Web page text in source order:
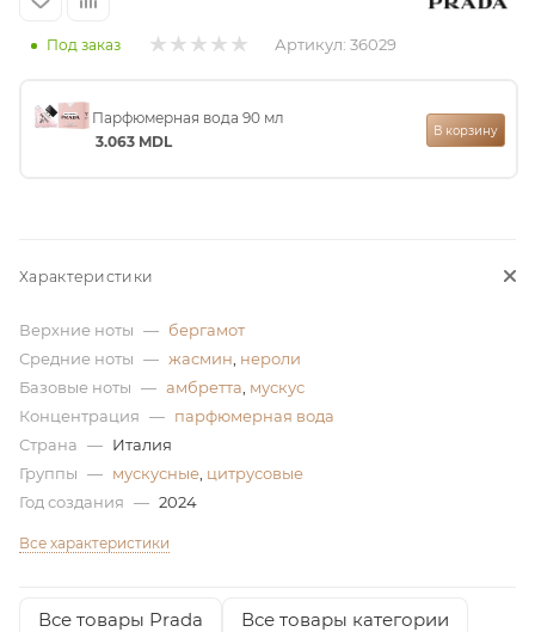
Под заказ Артикул: 36029
Парфюмерная вода 90 мл
3.063 MDL
В корзину
Характеристики
Верхние ноты — бергамот
Средние ноты — жасмин нероли
Базовые ноты — амбретта мускус
Концентрация — парфюмерная вода
Страна — Италия
Группы — мускусные цитрусовые
Год создания — 2024
Все характеристики
Все товары Prada Все товары категории